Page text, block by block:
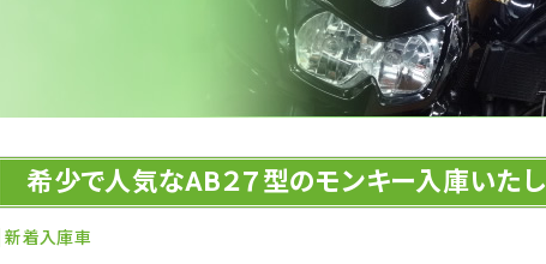
希少で人気なAB２７型のモンキー入庫いたし
新着入庫車